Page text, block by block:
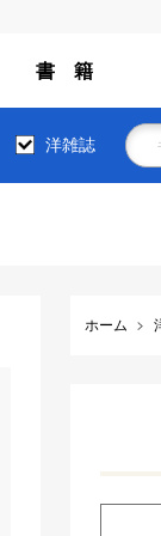
書 籍
洋雑誌
ホーム